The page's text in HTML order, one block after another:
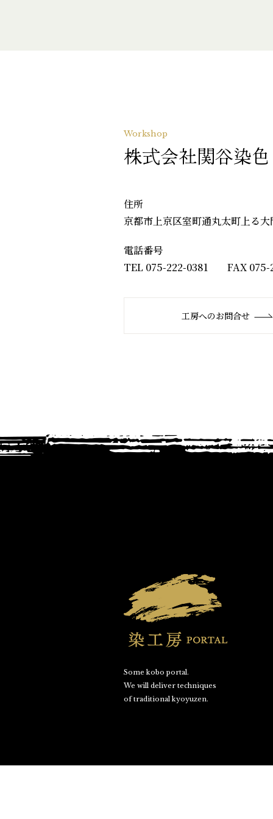
Workshop
株式会社関谷染色
住所
京都市上京区室町通丸太町上る大
電話番号
TEL 075-222-0381 FAX 075-
工房へのお問合せ
Some kobo portal.
We will deliver techniques
of traditional kyoyuzen.